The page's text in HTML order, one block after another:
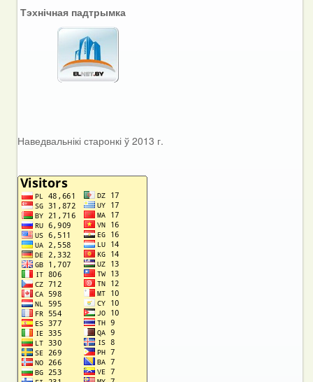
Тэхнічная падтрымка
Наведвальнікі старонкі ў 2013 г.